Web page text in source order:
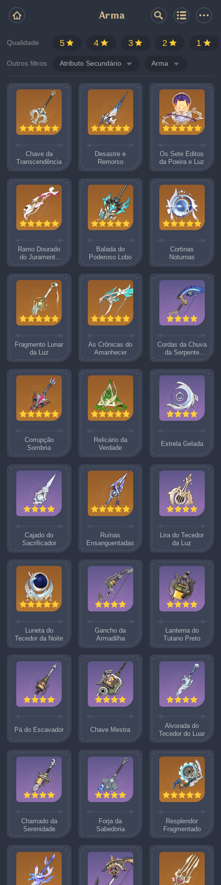
Arma
Qualidade 5 4 3 2 1
Outros filtros Atributo Secundário Arma
Chave da
Transcendência
Desastre e
Remorso
Os Sete Éditos
da Poeira e Luz
Ramo Dourado
do Juramento
Gelado
Balada do
Poderoso Lobo
Cortinas
Noturnas
Fragmento Lunar
da Luz
As Crônicas do
Amanhecer
Cordas da Chuva
da Serpente
Arco-Íris
Corrupção
Sombria
Relicário da
Verdade
Estrela Gelada
Cajado do
Sacrificador
Ruínas
Ensanguentadas
Lira do Tecedor
da Luz
Luneta do
Tecedor da Noite
Gancho da
Armadilha
Lanterna do
Tutano Preto
Pá do Escavador Chave Mestra
Alvorada do
Tecedor do Luar
Chamado da
Serenidade
Forja da
Sabedoria
Resplendor
Fragmentado